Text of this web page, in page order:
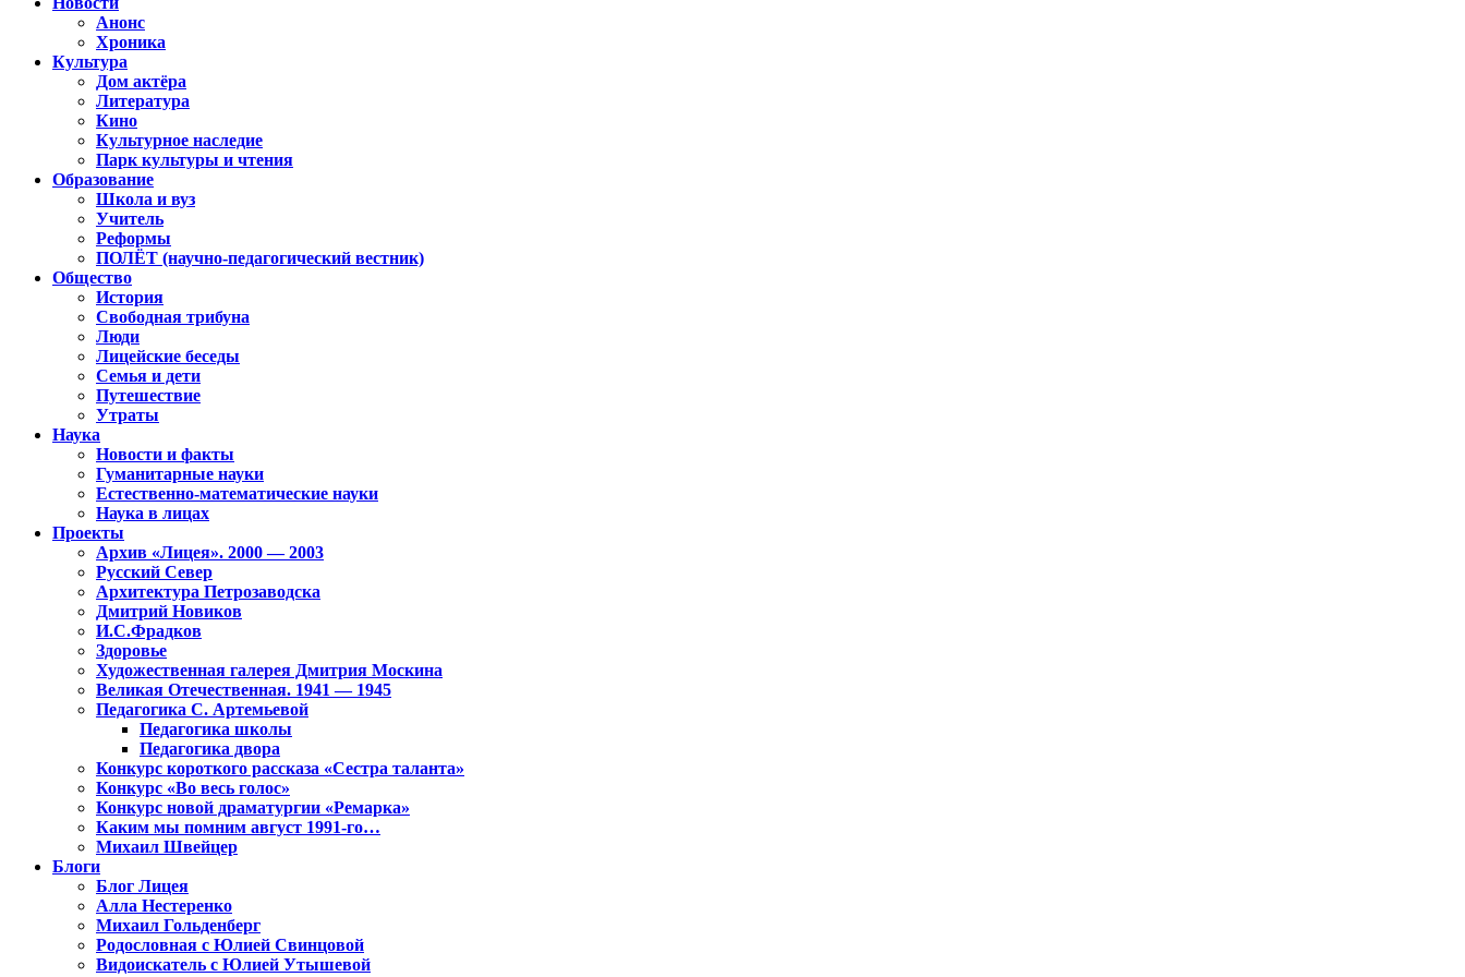
Анонс
Хроника
Культура
Дом актёра
Литература
Кино
Культурное наследие
Парк культуры и чтения
Образование
Школа и вуз
Учитель
Реформы
ПОЛЁТ (научно-педагогический вестник)
Общество
История
Свободная трибуна
Люди
Лицейские беседы
Семья и дети
Путешествие
Утраты
Наука
Новости и факты
Гуманитарные науки
Естественно-математические науки
Наука в лицах
Проекты
Архив «Лицея». 2000 — 2003
Русский Север
Архитектура Петрозаводска
Дмитрий Новиков
И.С.Фрадков
Здоровье
Художественная галерея Дмитрия Москина
Великая Отечественная. 1941 — 1945
Педагогика С. Артемьевой
Педагогика школы
Педагогика двора
Конкурс короткого рассказа «Сестра таланта»
Конкурс «Во весь голос»
Конкурс новой драматургии «Ремарка»
Каким мы помним август 1991-го…
Михаил Швейцер
Блоги
Блог Лицея
Алла Нестеренко
Михаил Гольденберг
Родословная с Юлией Свинцовой
Видоискатель с Юлией Утышевой